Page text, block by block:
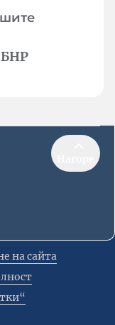
на сайта